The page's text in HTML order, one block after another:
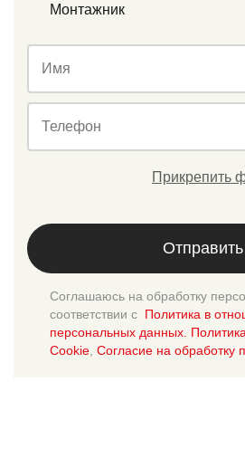
Монтажник
Имя
Телефон
Прикрепить
Отправить
Соглашаюсь на обработку
соответствии с Политика в
персональных данных.
Cookie Согласие на обработку